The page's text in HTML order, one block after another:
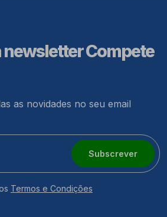
newsletter Compete
as novidades no seu email
Subscrever
Termos e Condições